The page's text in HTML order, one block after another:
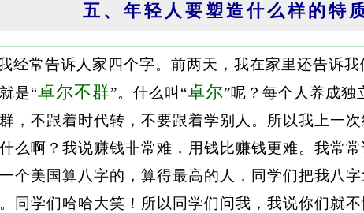
五、年轻人要塑造什么样的特
经常告诉人家四个字。前两天，我在家里还告诉
是“卓尔不群”。什么叫“卓尔”呢？每个人养成独
，不跟着时代转，不要跟着学别人。所以我上一
么啊？我说赚钱非常难，用钱比赚钱更难。我常
个美国算八字的，算得最高的人，同学们把我八
同学们哈哈大笑！所以同学们问我，我说你们就